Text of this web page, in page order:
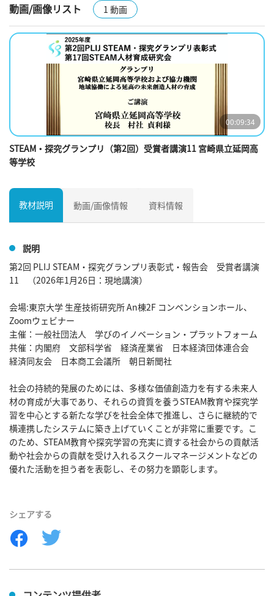
動画/画像リスト 1 動画
00:09:34
STEAM・探究グランプリ（第2回）受賞者講演11 宮崎県立延岡高
等学校
教材説明 動画/画像情報 資料情報
説明
第2回 PLIJ STEAM・探究グランプリ表彰式・報告会　受賞者講演
11　（2026年1月26日：現地講演）
会場:東京大学 生産技術研究所 An棟2F コンベンションホール、
Zoomウェビナー
主催：一般社団法人　学びのイノベーション・プラットフォーム
共催：内閣府　文部科学省　経済産業省　日本経済団体連合会
経済同友会　日本商工会議所　朝日新聞社
社会の持続的発展のためには、多様な価値創造力を有する未来人
材の育成が大事であり、それらの資質を養うSTEAM教育や探究学
習を中心とする新たな学びを社会全体で推進し、さらに継続的で
横連携したシステムに築き上げていくことが非常に重要です。こ
のため、STEAM教育や探究学習の充実に資する社会からの貢献活
動や社会からの貢献を受け入れるスクールマネージメントなどの
優れた活動を担う者を表彰し、その努力を顕彰します。
シェアする